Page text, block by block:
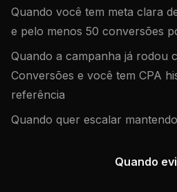
Quando você tem meta clara
e pelo menos 50 conversões
Quando a campanha já rodou
Conversões e você tem CPA
referência
Quando quer escalar
Quando